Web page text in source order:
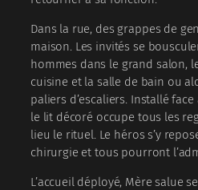
Dans la rue, des grappes de
maison. Les invités se
hommes dans le grand salon,
cuisine et la salle de bain ou
paliers d’escaliers. Installé
le lit décoré occupe tous les
lieu le rituel. Le héros s’y
chirurgie et tous pourront
L’accueil déployé, Mère salue